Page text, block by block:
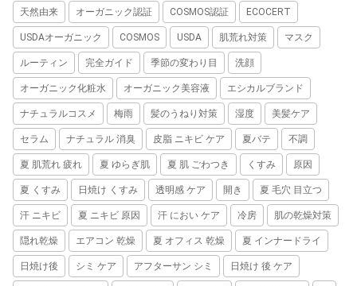
天然由来 オーガニック認証 COSMOS認証 ECOCERT
USDAオーガニック COSMOS USDA 肌荒れ対策 マスク
ルーティン 完全ガイド 季節の変わり目 洗顔
オーガニック化粧水 オーガニック美容液 エシカルブランド
ナチュラルコスメ 梅雨 髪のうねり対策 湿度 美髪ケア
セラム ナチュラル 消臭 皮脂 ニキビ ケア 夏バテ 不調
夏 肌荒れ 疲れ 夏 ゆらぎ肌 夏 肌 ごわつき くすみ 原因
夏 くすみ 日焼け くすみ 透明感 ケア 開き 夏 毛穴 目立つ
汗 ニキビ 夏 ニキビ 原因 汗 におい ケア 冷房 肌の乾燥対策
隠れ乾燥 エアコン 乾燥 夏 オフィス 乾燥 夏 インナードライ
日焼け後 シミ ケア アフターサン シミ 日焼け 後 ケア